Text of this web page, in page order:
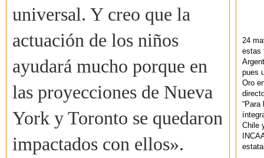
universal. Y creo que la
actuación de los niños
ayudará mucho porque en
las proyecciones de Nueva
York y Toronto se quedaron
impactados con ellos».
24
estas
pues
Oro
“Para
Chile